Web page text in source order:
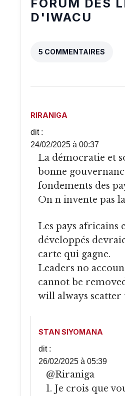
FORUM DES
D'IWACU
5 COMMENTAIRES
RIRANIGA
dit :
24/02/2025 à 00:37
La démocratie et son corollaire la
bonne
fondements des
On n invente pas
Les pays africains et autres sous
développés
carte qui gagne.
Leaders no
cannot be
will always
STAN SIYOMANA
dit :
26/02/2025 à 05:39
@Riraniga
1. Je crois que